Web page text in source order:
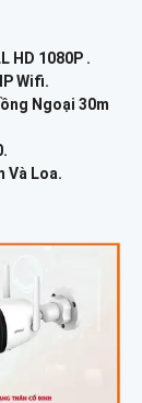
HD 1080P .
IP Wifi.
Ngoại 30m
Và Loa.